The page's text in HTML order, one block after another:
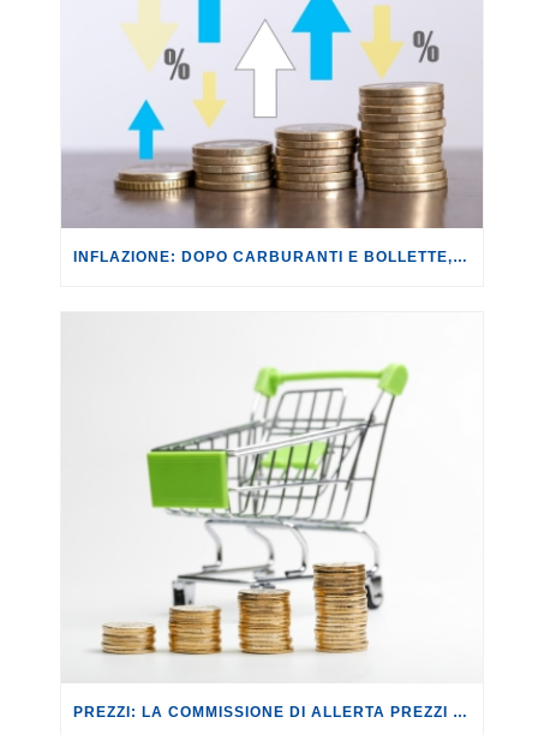
INFLAZIONE: DOPO CARBURANTI E BOLLETTE, GLI EFFETTI DEL CONFLITTO INIZIANO A FARSI SENTIRE SUI PREZZI.
PREZZI: LA COMMISSIONE DI ALLERTA PREZZI CONTRO IL RISCHIO SPECULAZIONI.